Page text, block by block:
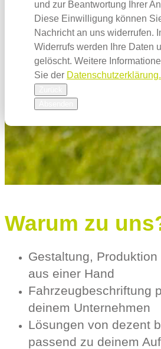
und zur Beantwortung Ihrer
Diese Einwilligung können
Nachricht an uns widerrufen.
Widerrufs werden Ihre Daten
gelöscht. Weitere
Sie der Datenschutzerklärung.
Warum zu
Gestaltung,
aus einer Hand
Fahrzeugbeschriftung
deinem Unternehmen
Lösungen von dezent
passend zu deinem